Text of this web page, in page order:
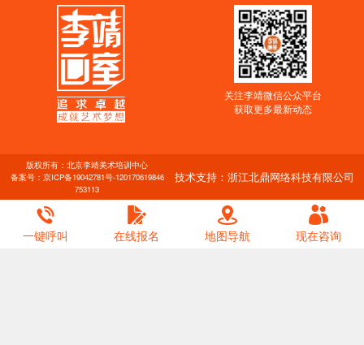
一键呼叫 在线报名 地图导航 现在咨询
关注李靖微信公众平台
获取更多最新动态
版权所有：北京李靖美术培训中心
备案号： 京ICP备19042781号-120170619846
753113
技术支持：浙江北鼎网络科技有限公司